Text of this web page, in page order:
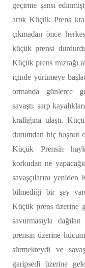
geçirme şansı
artık Küçük Prens
çıkmadan önce
küçük prensi
Küçük prens mızrağı
içinde yürümeye
ormanda günlerce
savaştı, sarp
krallığına ulaştı.
durumdan hiç hoşnut
Küçük Prensin
korkudan ne
savaşçılarını
bilmediği bir şey
Küçük prens üzerine
savurmasıyla
prensin üzerine
sürmekteydi ve
garipsedi üzerine